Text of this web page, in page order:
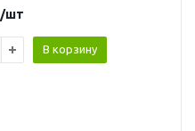
/шт
В корзину